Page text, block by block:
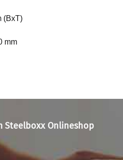
(BxT)
mm
Steelboxx Onlineshop